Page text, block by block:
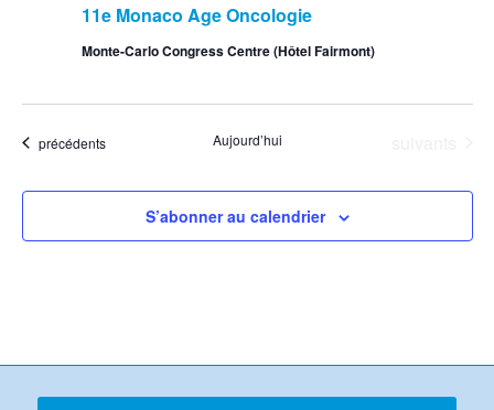
11e Monaco Age Oncologie
Monte-Carlo Congress Centre (Hôtel Fairmont)
Événements
précédents Aujourd’hui
S’abonner au calendrier